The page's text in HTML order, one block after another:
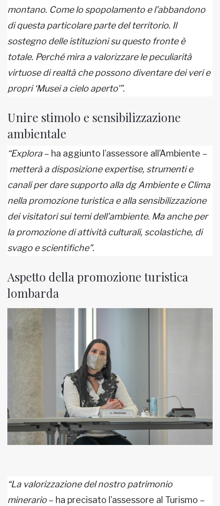
montano. Come lo spopolamento e l’abbandono
di questa particolare parte del territorio. Il
sostegno delle istituzioni su questo fronte è
totale. Perché mira a valorizzare le peculiarità
virtuose di realtà che possono diventare dei veri e
propri ‘Musei a cielo aperto'”.
Unire stimolo e sensibilizzazione
ambientale
“Explora – ha aggiunto l’assessore all’Ambiente –
metterà a disposizione expertise, strumenti e
canali per dare supporto alla dg Ambiente e Clima
nella promozione turistica e alla sensibilizzazione
dei visitatori sui temi dell’ambiente. Ma anche per
la promozione di attività culturali, scolastiche, di
svago e scientifiche”.
Aspetto della promozione turistica
lombarda
“La valorizzazione del nostro patrimonio
minerario – ha precisato l’assessore al Turismo –